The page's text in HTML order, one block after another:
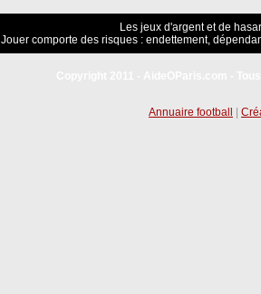
Les jeux d'argent et de
Jouer comporte des risques : endettement,
Annuaire football